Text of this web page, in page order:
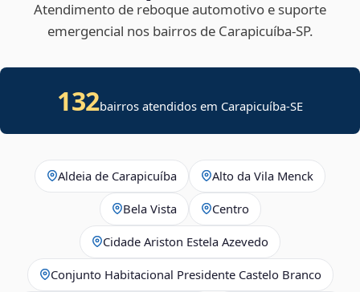
Atendimento de reboque automotivo e suporte
emergencial nos bairros de Carapicuíba‑SP.
132bairros atendidos em Carapicuíba-SE
Aldeia de Carapicuíba Alto da Vila Menck
Bela Vista Centro
Cidade Ariston Estela Azevedo
Conjunto Habitacional Presidente Castelo Branco